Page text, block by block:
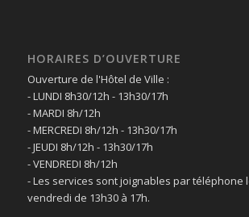
HORAIRES D’OUVERTURE
Ouverture de l'Hôtel de Ville :
- LUNDI 8h30/12h - 13h30/17h
- MARDI 8h/12h
- MERCREDI 8h/12h - 13h30/17h
- JEUDI 8h/12h - 13h30/17h
- VENDREDI 8h/12h
- Les services sont joignables par téléphone
vendredi de 13h30 à 17h.